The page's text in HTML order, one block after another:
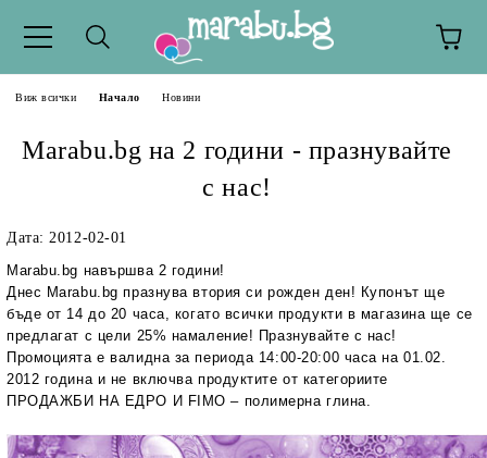
Виж всички Начало Новини
Marabu.bg на 2 години - празнувайте
с нас!
Дата: 2012-02-01
Marabu.bg навършва 2 години!
Днес Marabu.bg празнува втория си рожден ден! Купонът ще
бъде от 14 до 20 часа, когато всички продукти в магазина ще се
предлагат с цели 25% намаление! Празнувайте с нас!
Промоцията е валидна за периода 14:00-20:00 часа на 01.02.
2012 година и не включва продуктите от категориите
ПРОДАЖБИ НА ЕДРО И FIMO – полимерна глина.